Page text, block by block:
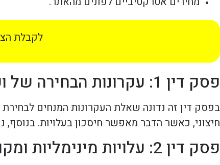
לקבלת
פסק דין 1: עקרונות הבחירה של ועד הבית
בפסק דין זה נדונה שאלת העקרונות המנחים
חיצוני, כאשר הדבר מאפשר חיסכון בעלויות.
פסק דין 2: עלויות מינימליות ומקובלויות